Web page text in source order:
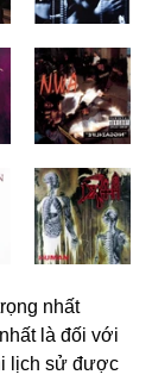
nhất
là đối với
lịch sử được